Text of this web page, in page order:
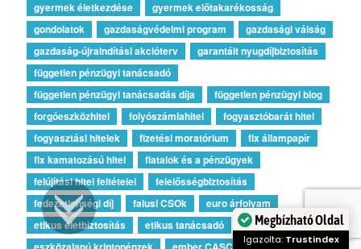
gyermek életkezdése
gyermek előtakarékosság
gondolatok
gazdaságvédelmi program
gazdasági válság
gazdaság-újraindítási akcióterv
garantált nyugdíjbiztosítás
független pénzügyi tanácsadó
független pénzügyi tanácsadás díja
független pénzügyi blog
forgóeszközhitel
folyószámlahitel
fogyasztóbarát hitel
fogyasztási hitelek
fizetési moratórium
fix állampapír
fix kamatozású hitel
fiatalok és a pénzügyek
felújítási hitel feltételei
felelősségbiztosítás
fedezetlenségi díj
falusi CSOk
euro árfolyam
etikus életbiztosítás
etikus tanácsadó
Megbízható Oldal